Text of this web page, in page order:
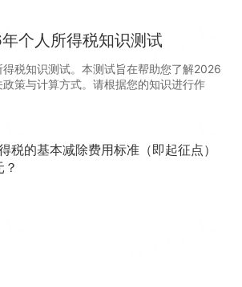
个人所得税知识测试
税知识测试。本测试旨在帮助您了解2026
策与计算方式。请根据您的知识进行作
税的基本减除费用标准（即起征点）